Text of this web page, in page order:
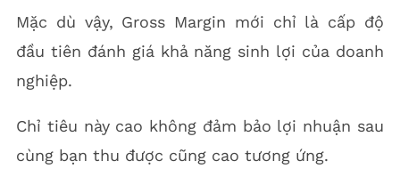
Mặc dù vậy, Gross Margin mới chỉ là cấp độ
đầu tiên đánh giá khả năng sinh lợi của doanh
nghiệp.
Chỉ tiêu này cao không đảm bảo lợi nhuận sau
cùng bạn thu được cũng cao tương ứng.